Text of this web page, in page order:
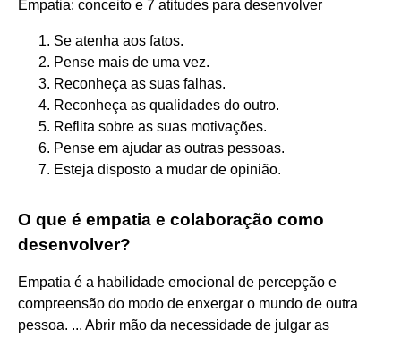
Empatia: conceito e 7 atitudes para desenvolver
Se atenha aos fatos.
Pense mais de uma vez.
Reconheça as suas falhas.
Reconheça as qualidades do outro.
Reflita sobre as suas motivações.
Pense em ajudar as outras pessoas.
Esteja disposto a mudar de opinião.
O que é empatia e colaboração como
desenvolver?
Empatia é a habilidade emocional de percepção e
compreensão do modo de enxergar o mundo de outra
pessoa. ... Abrir mão da necessidade de julgar as